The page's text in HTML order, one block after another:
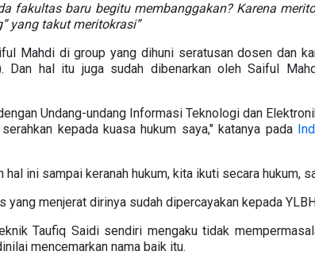
fakultas baru begitu membanggakan? Karena
yang takut meritokrasi”
Mahdi di group yang dihuni seratusan dosen dan
Dan hal itu juga sudah dibenarkan oleh Saiful
Undang-undang Informasi Teknologi dan
kepada kuasa hukum saya," katanya pada
hal ini sampai keranah hukum, kita ikuti secara hukum,
yang menjerat dirinya sudah dipercayakan kepada
Taufiq Saidi sendiri mengaku tidak
mencemarkan nama baik itu.